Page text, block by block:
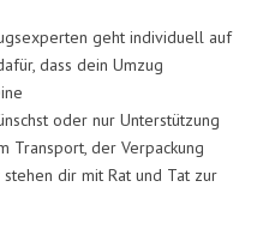
geht individuell auf
dass dein Umzug
oder nur Unterstützung
Transport, der Verpackung
dir mit Rat und Tat zur